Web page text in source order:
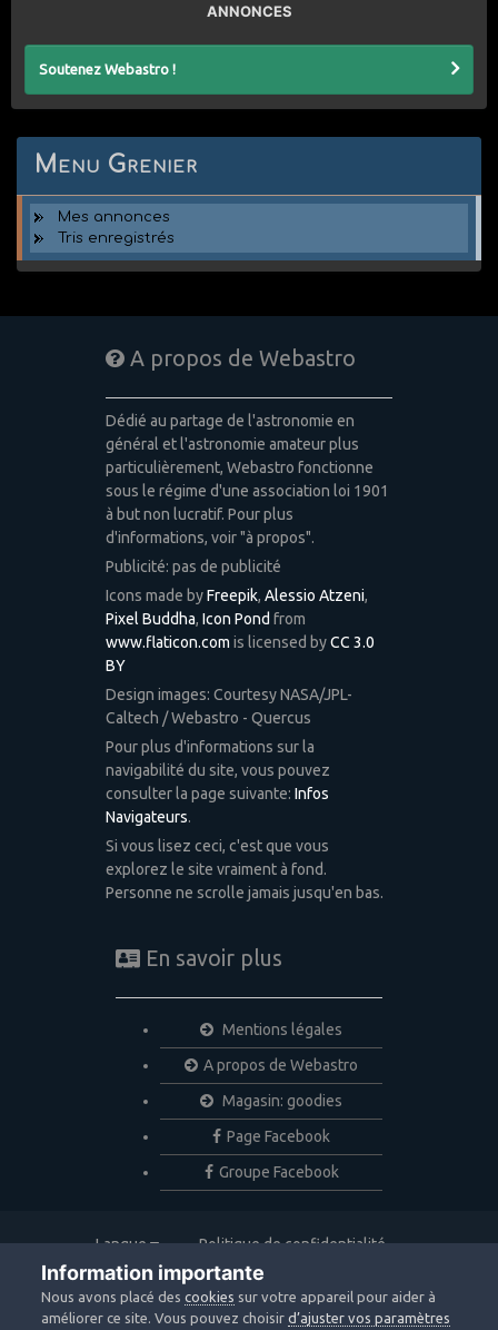
ANNONCES
Soutenez Webastro !
Menu Grenier
Mes annonces
Tris enregistrés
A propos de Webastro
Dédié au partage de l'astronomie en
général et l'astronomie amateur plus
particulièrement, Webastro fonctionne
sous le régime d'une association loi 1901
à but non lucratif. Pour plus
d'informations, voir "à propos".
Publicité: pas de publicité
Icons made byFreepik, Alessio Atzeni,
Pixel Buddha, Icon Pond from
www.flaticon.com is licensed byCC 3.0
BY
Design images: Courtesy NASA/JPL-
Caltech / Webastro - Quercus
Pour plus d'informations sur la
navigabilité du site, vous pouvez
consulter la page suivante: Infos
Navigateurs.
Si vous lisez ceci, c'est que vous
explorez le site vraiment à fond.
Personne ne scrolle jamais jusqu'en bas.
En savoir plus
Mentions légales
A propos de Webastro
Magasin: goodies
Page Facebook
Groupe Facebook
Langue
Politique de confidentialité
Nous contacter
Copyright © 2020 Webastro
Powered by Invision Community
Information importante
Nous avons placé descookies sur votre appareil pour aider à
améliorer ce site. Vous pouvez choisird’ajuster vos paramètres